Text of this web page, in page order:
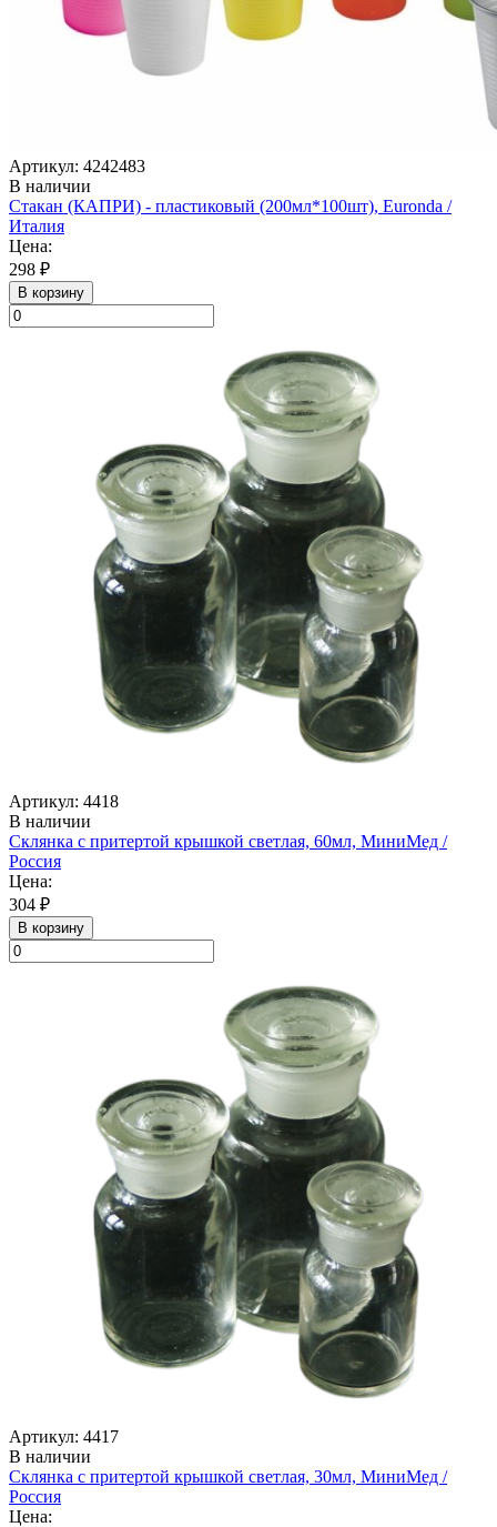
Артикул: 4242483
В наличии
Стакан (КАПРИ) - пластиковый (200мл*100шт), Euronda /
Италия
Цена:
298 ₽
В корзину
Артикул: 4418
В наличии
Склянка с притертой крышкой светлая, 60мл, МиниМед /
Россия
Цена:
304 ₽
В корзину
Артикул: 4417
В наличии
Склянка с притертой крышкой светлая, 30мл, МиниМед /
Россия
Цена: